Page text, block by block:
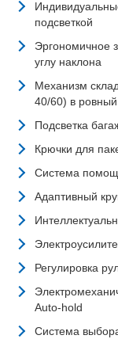
подсветкой
Эргономичное
углу наклона
Механизм
40/60) в
Подсветка
Крючки для
Система
Адаптивный
Регулировка
Auto-hold
Система